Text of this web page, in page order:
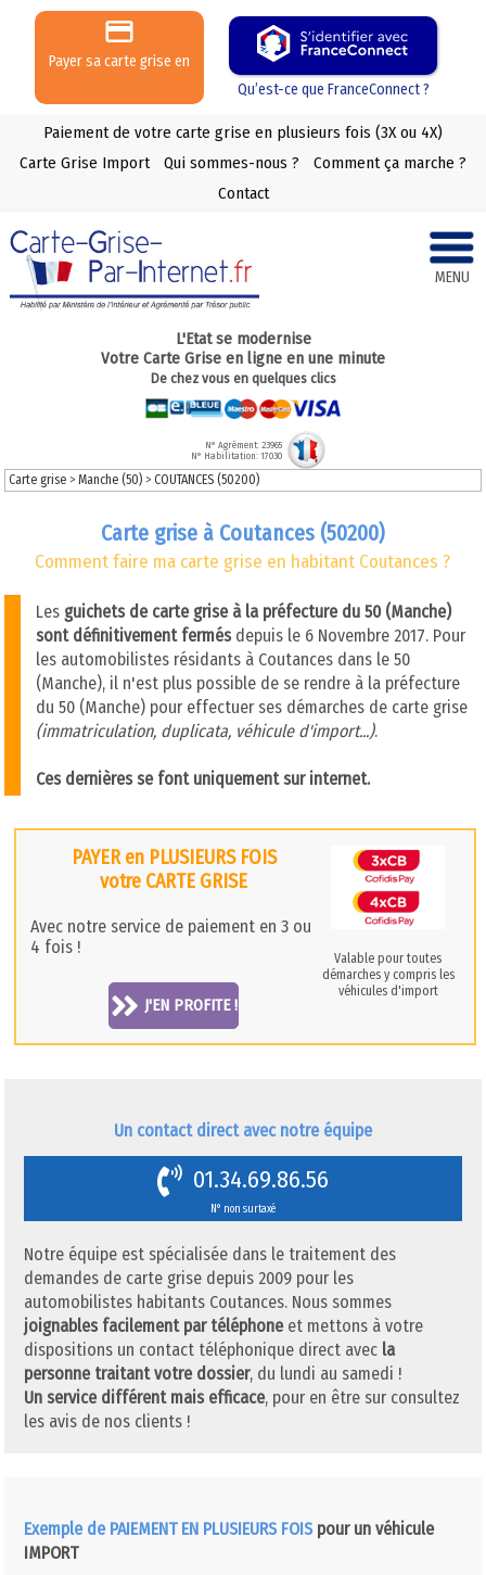
Payer sa carte grise en
Qu’est-ce que FranceConnect ?
Paiement de votre carte grise en plusieurs fois (3X ou 4X)
Carte Grise Import
Qui sommes-nous ?
Comment ça marche ?
Contact
MENU
L'Etat se modernise
Votre Carte Grise en ligne en une minute
De chez vous en quelques clics
N° Agrément: 23965
N° Habilitation: 17030
Carte grise >Manche (50)>COUTANCES (50200)
Carte grise à Coutances (50200)
Comment faire ma carte grise en habitant Coutances ?
Les guichets de carte grise à la préfecture du 50 (Manche)
sont définitivement fermésdepuis le 6 Novembre 2017. Pour
les automobilistes résidants à Coutances dans le 50
(Manche), il n'est plus possible de se rendre à la préfecture
du 50 (Manche) pour effectuer ses démarches de carte grise
(immatriculation, duplicata, véhicule d'import...).
Ces dernières se font uniquement sur internet.
PAYER en PLUSIEURS FOIS
votre CARTE GRISE
Avec notre service de paiement en 3 ou
4 fois !
J'EN PROFITE !
Valable pour toutes
démarches y compris les
véhicules d'import
Un contact direct avec notre équipe
01.34.69.86.56
N° non surtaxé
Notre équipe est spécialisée dans le traitement des
demandes de carte grise depuis 2009 pour les
automobilistes habitants Coutances. Nous sommes
joignables facilement par téléphone et mettons à votre
dispositions un contact téléphonique direct avec la
personne traitant votre dossier, du lundi au samedi !
Un service différent mais efficace, pour en être sur consultez
les avis de nos clients !
Exemple de PAIEMENT EN PLUSIEURS FOIS pour un véhicule
IMPORT